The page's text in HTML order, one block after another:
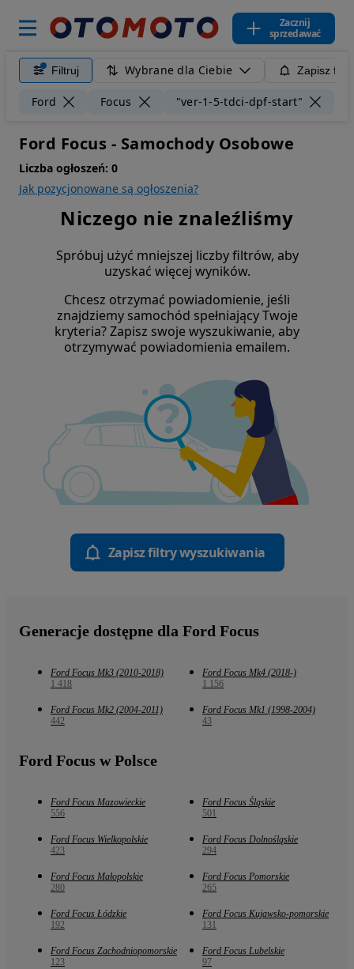
Zacznij
sprzedawać
Filtruj Wybrane dla Ciebie Zapisz
Ford Focus "ver-1-5-tdci-dpf-start"
Ford Focus - Samochody Osobowe
Liczba ogłoszeń: 0
Jak pozycjonowane są ogłoszenia?
Niczego nie znaleźliśmy
Spróbuj użyć mniejszej liczby filtrów, aby
uzyskać więcej wyników.
Chcesz otrzymać powiadomienie, jeśli
znajdziemy samochód spełniający Twoje
kryteria? Zapisz swoje wyszukiwanie, aby
otrzymywać powiadomienia emailem.
Zapisz filtry wyszukiwania
Generacje dostępne dla Ford Focus
Ford Focus Mk3 (2010-2018)
1 418
Ford Focus Mk4 (2018-)
1 156
Ford Focus Mk2 (2004-2011)
442
Ford Focus Mk1 (1998-2004)
43
Ford Focus w Polsce
Ford Focus Mazowieckie
556
Ford Focus Śląskie
501
Ford Focus Wielkopolskie
423
Ford Focus Dolnośląskie
294
Ford Focus Małopolskie
280
Ford Focus Pomorskie
265
Ford Focus Łódzkie
192
Ford Focus Kujawsko-pomorskie
131
Ford Focus Zachodniopomorskie
123
Ford Focus Lubelskie
97